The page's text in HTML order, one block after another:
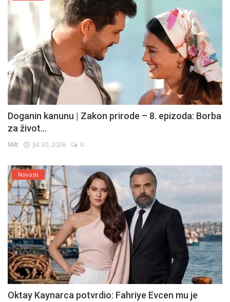
Doganin kanunu | Zakon prirode – 8. epizoda: Borba
za život...
Milt Jul 30, 2026 0
Novosti
Oktay Kaynarca potvrdio: Fahriye Evcen mu je